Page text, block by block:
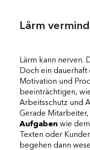
Lärm
Lärm kann nerven.
Doch ein
Motivation und
beeinträchtigen,
Arbeitsschutz und
Gerade
Aufgaben wie
Texten oder
begehen dann